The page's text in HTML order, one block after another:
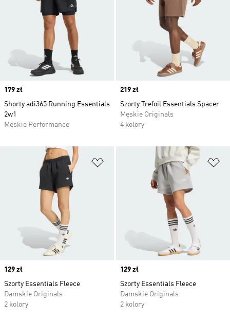
Price
179 zł
Shorty adi365 Running Essentials
2w1
Męskie Performance
Price
219 zł
Szorty Trefoil Essentials Spacer
Męskie Originals
4 kolory
Dodaj do listy życzeń
Price
129 zł
Szorty Essentials Fleece
Damskie Originals
2 kolory
Price
129 zł
Szorty Essentials Fleece
Damskie Originals
2 kolory